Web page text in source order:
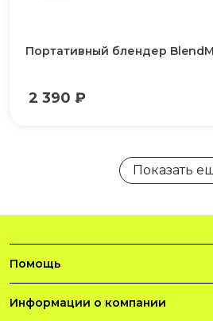
Портативный блендер
2 390 ₽
Показать
Помощь
Информации о компании